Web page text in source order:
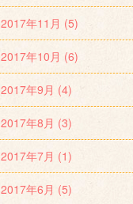
2017年11月 (5)
2017年10月 (6)
2017年9月 (4)
2017年8月 (3)
2017年7月 (1)
2017年6月 (5)